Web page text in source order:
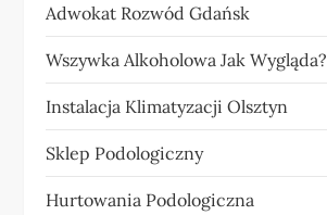
Adwokat Rozwód Gdańsk
Wszywka Alkoholowa Jak Wygląda?
Instalacja Klimatyzacji Olsztyn
Sklep Podologiczny
Hurtowania Podologiczna